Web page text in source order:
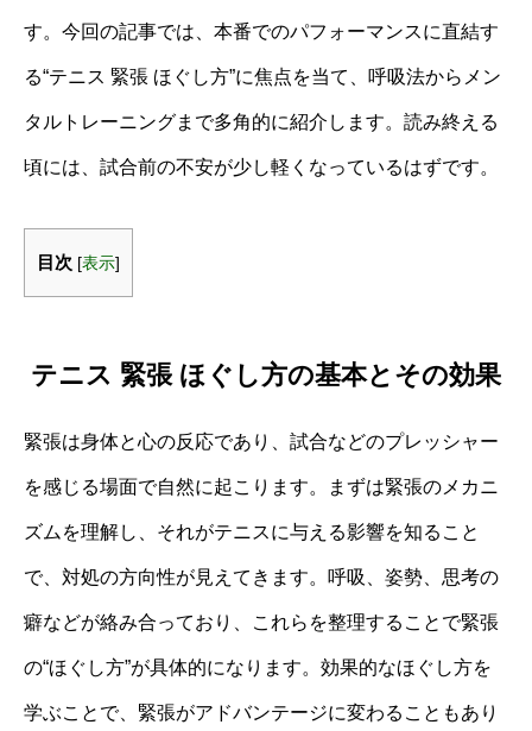
す。今回の記事では、本番でのパフォーマンスに直結す
る“テニス 緊張 ほぐし方”に焦点を当て、呼吸法からメン
タルトレーニングまで多角的に紹介します。読み終える
頃には、試合前の不安が少し軽くなっているはずです。
目次 [表示]
テニス 緊張 ほぐし方の基本とその効果
緊張は身体と心の反応であり、試合などのプレッシャー
を感じる場面で自然に起こります。まずは緊張のメカニ
ズムを理解し、それがテニスに与える影響を知ること
で、対処の方向性が見えてきます。呼吸、姿勢、思考の
癖などが絡み合っており、これらを整理することで緊張
の“ほぐし方”が具体的になります。効果的なほぐし方を
学ぶことで、緊張がアドバンテージに変わることもあり